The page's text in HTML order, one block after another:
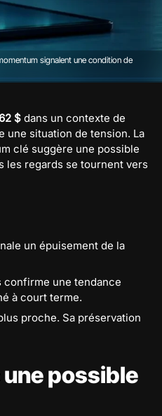
signalent une condition de
$ dans un contexte de
une situation de tension. La
clé suggère une possible
les regards se tournent vers
un épuisement de la
confirme une tendance
à court terme.
proche. Sa préservation
une possible